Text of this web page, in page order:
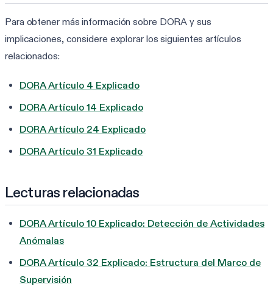
Para obtener más información sobre DORA y sus
implicaciones, considere explorar los siguientes artículos
relacionados:
DORA Artículo 4 Explicado
DORA Artículo 14 Explicado
DORA Artículo 24 Explicado
DORA Artículo 31 Explicado
Lecturas relacionadas
DORA Artículo 10 Explicado: Detección de Actividades
Anómalas
DORA Artículo 32 Explicado: Estructura del Marco de
Supervisión